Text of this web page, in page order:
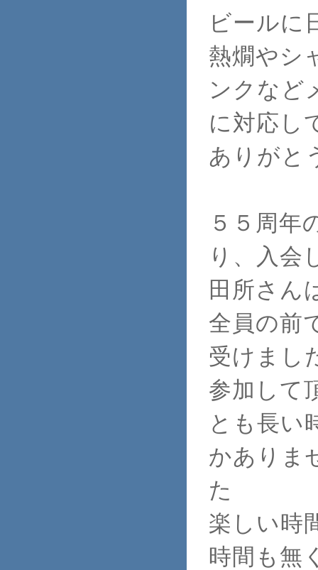
ビールに
熱燗やシ
ンクなど
に対応し
ありがと
５５周年
り、入会
田所さん
全員の前
受けまし
参加して
とも長い
かありま
た
楽しい時
時間も無